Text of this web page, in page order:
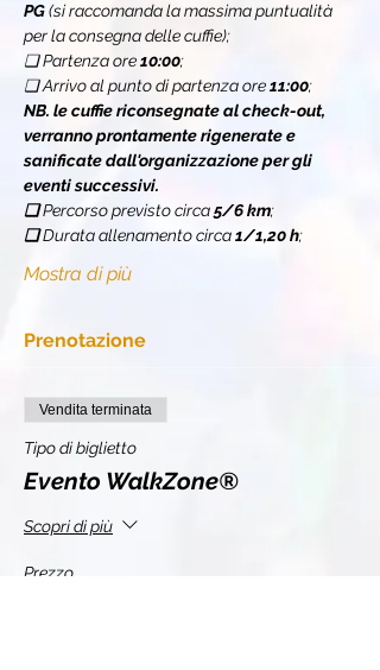
PG (si raccomanda la massima puntualità
per la consegna delle cuffie);
❏ Partenza ore 10:00;
❏ Arrivo al punto di partenza ore 11:00;
NB. le cuffie riconsegnate al check-out,
verranno prontamente rigenerate e
sanificate dall'organizzazione per gli
eventi successivi.
❏ Percorso previsto circa 5/6 km;
❏ Durata allenamento circa 1/1,20 h;
Mostra di più
Prenotazione
Vendita terminata
Tipo di biglietto
Evento WalkZone®
Scopri di più
Prezzo